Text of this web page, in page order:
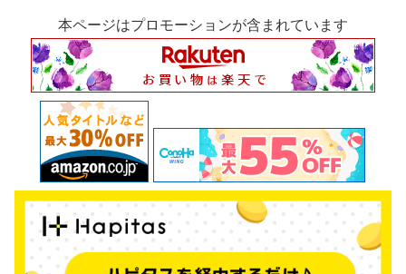
本ページはプロモーションが含まれています